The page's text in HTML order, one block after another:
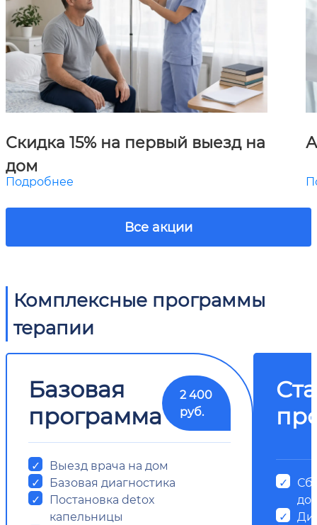
Скидка 15% на первый выезд на
дом
Подробнее
Все акции
Комплексные программы
терапии
Базовая
программа
2 400
руб.
Выезд врача на дом
Базовая диагностика
Постановка detox
капельницы